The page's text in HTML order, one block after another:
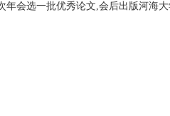
会选一批优秀论文,会后出版河海